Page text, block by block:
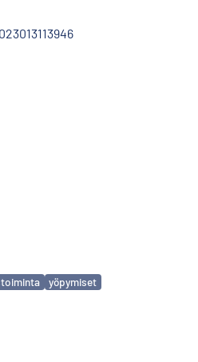
yöpymiset